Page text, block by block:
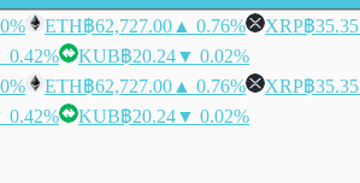
ETH฿62,727.00 ▲ 0.76% XRP฿35.35
0.42% KUB฿20.24▼ 0.02%
ETH฿62,727.00 ▲ 0.76% XRP฿35.35
0.42% KUB฿20.24▼ 0.02%